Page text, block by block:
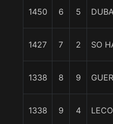
1450 6 5
1427 7 2 SO
1338 8 9
1338 9 4